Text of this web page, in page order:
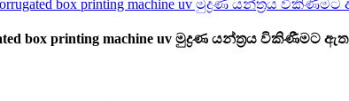
box printing machine uv මුද්‍රණ යන්ත්‍රය විකිණීමට ඇත